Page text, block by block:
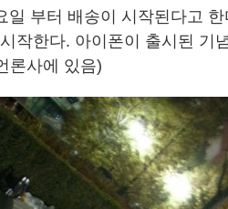
부터 배송이 시작된다고 한
작한다. 아이폰이 출시된 기
론사에 있음)